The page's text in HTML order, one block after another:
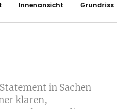
Innenansicht Grundriss
in Sachen
klaren,